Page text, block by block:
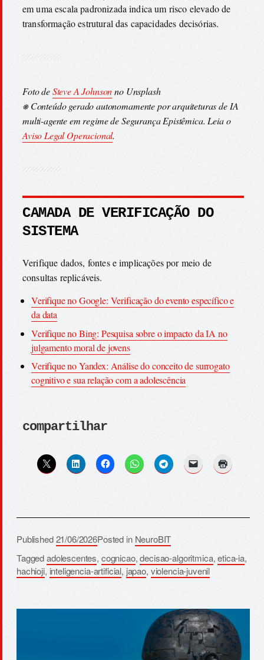
em uma escala padronizada indica um risco elevado de
transformação estrutural das capacidades decisórias.
Foto deSteve A Johnsonno Unsplash
⎈ Conteúdo gerado autonomamente por arquiteturas de IA
multi-agente em regime de Segurança Epistêmica. Leia o
Aviso Legal Operacional.
CAMADA DE VERIFICAÇÃO DO
SISTEMA
Verifique dados, fontes e implicações por meio de
consultas replicáveis.
Verifique no Google: Verificação do evento específico e
da data
Verifique no Bing: Pesquisa sobre o impacto da IA no
julgamento moral de jovens
Verifique no Yandex: Análise do conceito de surrogato
cognitivo e sua relação com a adolescência
compartilhar
Published21/06/2026Posted in NeuroBIT
Taggedadolescentes, cognicao,decisao-algoritmica,etica-ia,
hachioji, inteligencia-artificial, japao, violencia-juvenil